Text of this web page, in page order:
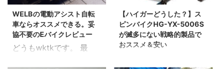
WELBの電動アシスト自転
車ならオススメできる。妥
協不要のEバイクレビュー
どうもwktkです。 最
【ハイガーどうした？】ス
ピンバイクHG-YX-5006S
が滅多にない戦略的製品で
おススメ＆安い